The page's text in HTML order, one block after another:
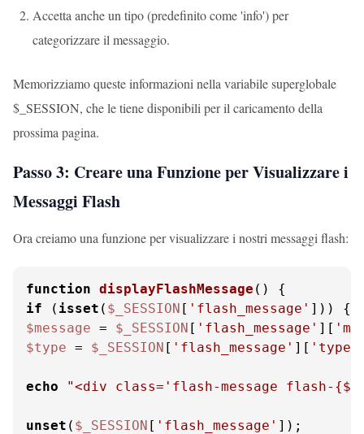
Accetta anche un tipo (predefinito come 'info') per
categorizzare il messaggio.
Memorizziamo queste informazioni nella variabile superglobale
$_SESSION, che le tiene disponibili per il caricamento della
prossima pagina.
Passo 3: Creare una Funzione per Visualizzare i
Messaggi Flash
Ora creiamo una funzione per visualizzare i nostri messaggi flash:
function displayFlashMessage ( )
if ( isset ( $_SESSION [ 'flash_message'
$message = $_SESSION [ 'flash_message' ][
$type = $_SESSION [ 'flash_message' ][ 'type'
echo "<div class='flash-message flash-
unset ( $_SESSION [ 'flash_message' ]);